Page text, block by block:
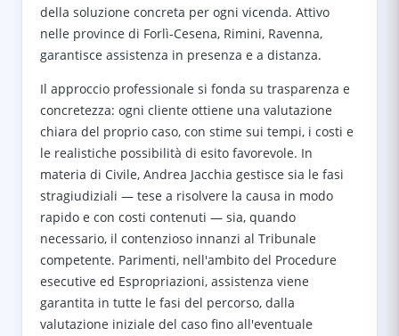
della soluzione concreta per ogni vicenda. Attivo
nelle province di Forlì-Cesena, Rimini, Ravenna,
garantisce assistenza in presenza e a distanza.
Il approccio professionale si fonda su trasparenza e
concretezza: ogni cliente ottiene una valutazione
chiara del proprio caso, con stime sui tempi, i costi e
le realistiche possibilità di esito favorevole. In
materia di Civile, Andrea Jacchia gestisce sia le fasi
stragiudiziali — tese a risolvere la causa in modo
rapido e con costi contenuti — sia, quando
necessario, il contenzioso innanzi al Tribunale
competente. Parimenti, nell'ambito del Procedure
esecutive ed Espropriazioni, assistenza viene
garantita in tutte le fasi del percorso, dalla
valutazione iniziale del caso fino all'eventuale